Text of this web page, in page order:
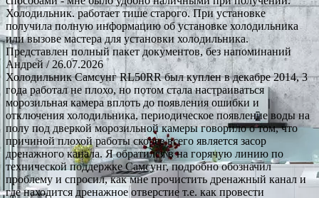
Холодильник. работает тише старого. При установке
получила полную информацию об установке холодильника
или вызове мастера для установки холодильника.
Представлен полный пакет документов, без напоминаний
Андрей/ 26.07.2026
Холодильник Самсунг RL50RR был куплен в декабре 2014, 3
года работал не плохо, но потом стала настраиваться
морозильная камера вплоть до появления ошибки и
отключения холодильника, периодическое появление воды на
полу под дверкой морозильной камеры говорило о том, что
причиной плохой работы скорее всего является засор
дренажного канала. Я обратился в на горячую линию по
технической поддержке Самсунг, подробно обозначил
проблему и спросил, как мне прочистить дренажный канал и
где находится дренажное отверстие т.е. как провести